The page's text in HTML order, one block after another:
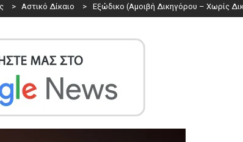
> Αστικό Δίκαιο > Εξώδικο (Αμοιβή Δικηγόρου – Χωρίς